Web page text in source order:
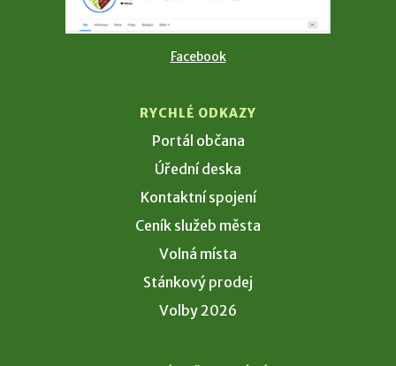
Facebook
RYCHLÉ ODKAZY
Portál občana
Úřední deska
Kontaktní spojení
Ceník služeb města
Volná místa
Stánkový prodej
Volby 2026